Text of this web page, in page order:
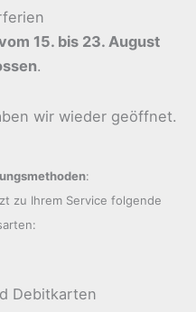
15. bis 23. August
.
wir wieder geöffnet.
:
zu Ihrem Service folgende
Debitkarten